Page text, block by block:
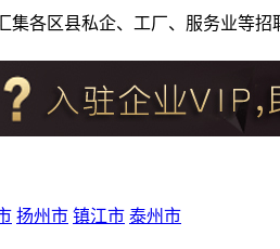
各区县私企、工厂、服务业等
扬州市 镇江市 泰州市